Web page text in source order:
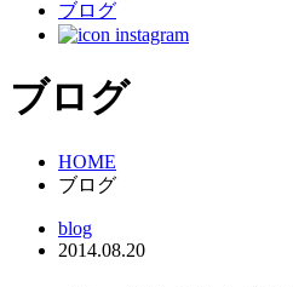
ブログ
ブログ
HOME
ブログ
blog
2014.08.20